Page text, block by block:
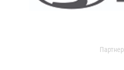
Партнер